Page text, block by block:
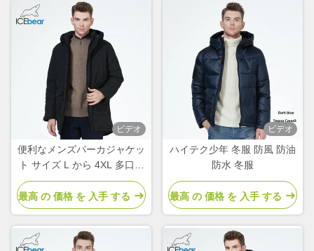
ビデオ
便利なメンズパーカジャケッ
ト サイズ L から 4XL 多口袋
のバイオダウンジャケット
最高 の 価格 を 入手 する
ビデオ
ハイテク少年 冬服 防風 防油
防水 冬服
最高 の 価格 を 入手 する